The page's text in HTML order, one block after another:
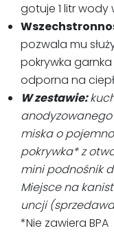
gotuje 1 litr wody
pozwala mu
pokrywka garnka
odporna na
W zestawie:
miska o
pokrywka* z
mini podnośnik
Miejsce na
uncji
*Nie zawiera BPA